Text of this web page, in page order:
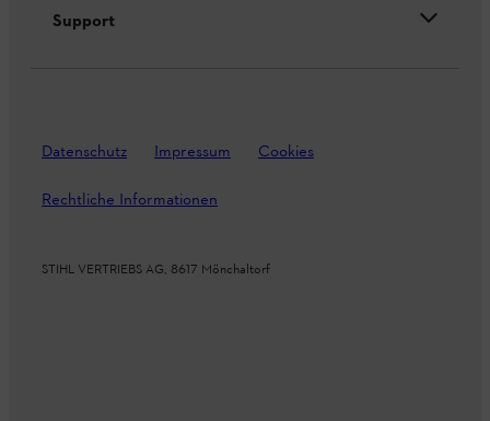
Support
Datenschutz Impressum Cookies
Rechtliche Informationen
STIHL VERTRIEBS AG, 8617 Mönchaltorf